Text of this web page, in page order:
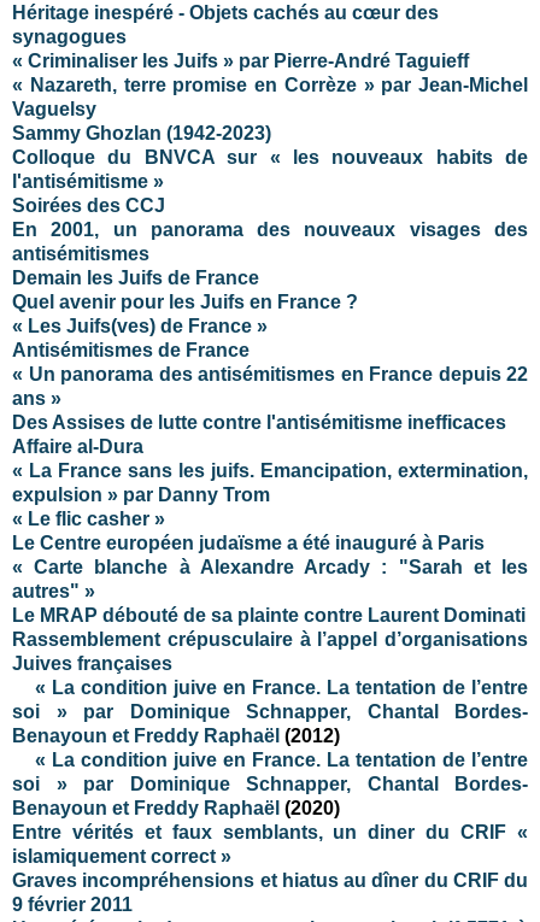
Héritage inespéré - Objets cachés au cœur des
synagogues
« Criminaliser les Juifs » par Pierre-André Taguieff
« Nazareth, terre promise en Corrèze » par Jean-Michel
Vaguelsy
Sammy Ghozlan (1942-2023)
Colloque du BNVCA sur « les nouveaux habits de
l'antisémitisme »
Soirées des CCJ
En 2001, un panorama des nouveaux visages des
antisémitismes
Demain les Juifs de France
Quel avenir pour les Juifs en France ?
« Les Juifs(ves) de France »
Antisémitismes de France
« Un panorama des antisémitismes en France depuis 22
ans »
Des Assises de lutte contre l'antisémitisme inefficaces
Affaire al-Dura
« La France sans les juifs. Emancipation, extermination,
expulsion » par Danny Trom
« Le flic casher »
Le Centre européen judaïsme a été inauguré à Paris
« Carte blanche à Alexandre Arcady : "Sarah et les
autres" »
Le MRAP débouté de sa plainte contre Laurent Dominati
Rassemblement crépusculaire à l’appel d’organisations
Juives françaises
« La condition juive en France. La tentation de l’entre
soi » par Dominique Schnapper, Chantal Bordes-
Benayoun et Freddy Raphaël (2012)
« La condition juive en France. La tentation de l’entre
soi » par Dominique Schnapper, Chantal Bordes-
Benayoun et Freddy Raphaël (2020)
Entre vérités et faux semblants, un diner du CRIF «
islamiquement correct »
Graves incompréhensions et hiatus au dîner du CRIF du
9 février 2011